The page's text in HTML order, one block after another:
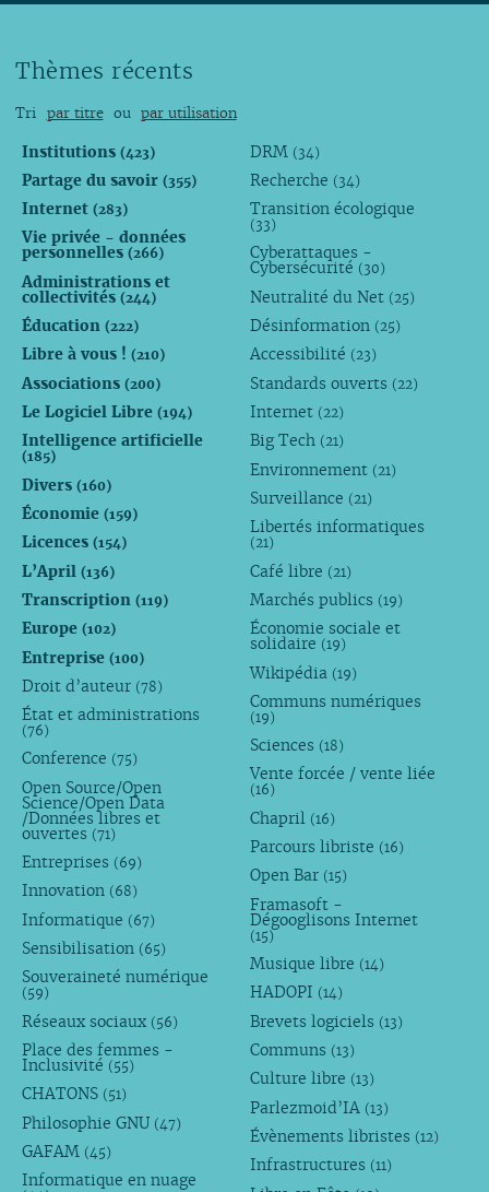
Thèmes récents
Tri par titre ou par utilisation
Institutions (423)
Partage du savoir (355)
Internet (283)
Vie privée - données
personnelles (266)
Administrations et
collectivités (244)
Éducation (222)
Libre à vous ! (210)
Associations (200)
Le Logiciel Libre (194)
Intelligence artificielle
(185)
Divers (160)
Économie (159)
Licences (154)
L’April (136)
Transcription (119)
Europe (102)
Entreprise (100)
Droit d’auteur (78)
État et administrations
(76)
Conference (75)
Open Source/Open
Science/Open Data
/Données libres et
ouvertes (71)
Entreprises (69)
Innovation (68)
Informatique (67)
Sensibilisation (65)
Souveraineté numérique
(59)
Réseaux sociaux (56)
Place des femmes -
Inclusivité (55)
CHATONS (51)
Philosophie GNU (47)
GAFAM (45)
Informatique en nuage
DRM (34)
Recherche (34)
Transition écologique
(33)
Cyberattaques -
Cybersécurité (30)
Neutralité du Net (25)
Désinformation (25)
Accessibilité (23)
Standards ouverts (22)
Internet (22)
Big Tech (21)
Environnement (21)
Surveillance (21)
Libertés informatiques
(21)
Café libre (21)
Marchés publics (19)
Économie sociale et
solidaire (19)
Wikipédia (19)
Communs numériques
(19)
Sciences (18)
Vente forcée / vente liée
(16)
Chapril (16)
Parcours libriste (16)
Open Bar (15)
Framasoft -
Dégooglisons Internet
(15)
Musique libre (14)
HADOPI (14)
Brevets logiciels (13)
Communs (13)
Culture libre (13)
Parlezmoid’IA (13)
Évènements libristes (12)
Infrastructures (11)